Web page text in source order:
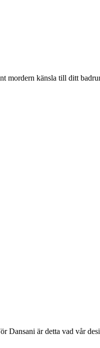
mordern känsla till ditt
Dansani är detta vad vår